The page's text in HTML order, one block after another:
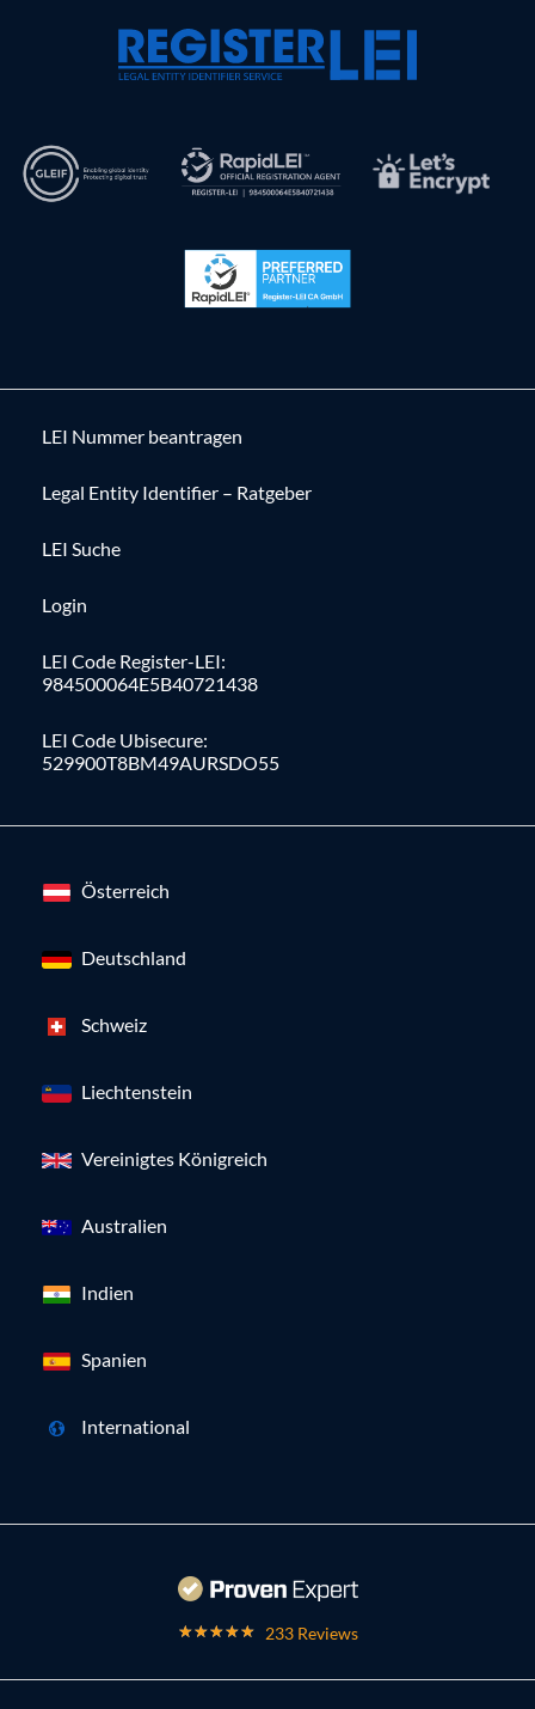
LEI Nummer beantragen
Legal Entity Identifier – Ratgeber
LEI Suche
Login
LEI Code Register-LEI:
984500064E5B40721438
LEI Code Ubisecure:
529900T8BM49AURSDO55
Österreich
Deutschland
Schweiz
Liechtenstein
Vereinigtes Königreich
Australien
Indien
Spanien
International
233 Reviews